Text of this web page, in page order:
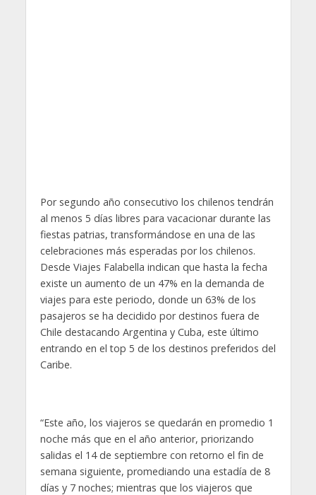
Por segundo año consecutivo los chilenos tendrán
al menos 5 días libres para vacacionar durante las
fiestas patrias, transformándose en una de las
celebraciones más esperadas por los chilenos.
Desde Viajes Falabella indican que hasta la fecha
existe un aumento de un 47% en la demanda de
viajes para este periodo, donde un 63% de los
pasajeros se ha decidido por destinos fuera de
Chile destacando Argentina y Cuba, este último
entrando en el top 5 de los destinos preferidos del
Caribe.
“Este año, los viajeros se quedarán en promedio 1
noche más que en el año anterior, priorizando
salidas el 14 de septiembre con retorno el fin de
semana siguiente, promediando una estadía de 8
días y 7 noches; mientras que los viajeros que